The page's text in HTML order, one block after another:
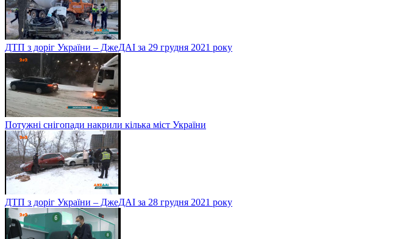
ДТП з доріг України – ДжеДАІ за 29 грудня 2021 року
Потужні снігопади накрили кілька міст України
ДТП з доріг України – ДжеДАІ за 28 грудня 2021 року